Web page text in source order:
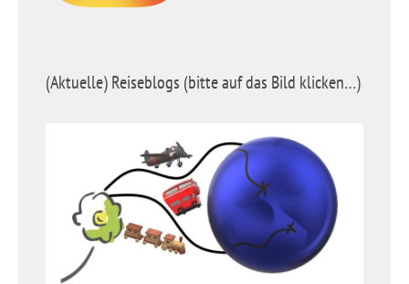
(Aktuelle) Reiseblogs (bitte auf das Bild klicken…)